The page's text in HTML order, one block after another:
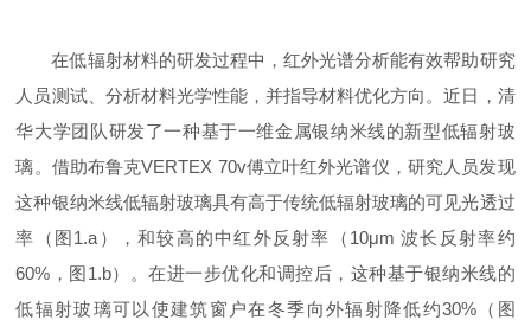
在低辐射材料的研发过程中，红外光谱分析能有效帮助研究
人员测试、分析材料光学性能，并指导材料优化方向。近日，清
华大学团队研发了一种基于一维金属银纳米线的新型低辐射玻
璃。借助布鲁克VERTEX 70v傅立叶红外光谱仪，研究人员发现
这种银纳米线低辐射玻璃具有高于传统低辐射玻璃的可见光透过
率（图1.a），和较高的中红外反射率（10μm 波长反射率约
60%，图1.b）。在进一步优化和调控后，这种基于银纳米线的
低辐射玻璃可以使建筑窗户在冬季向外辐射降低约30%（图